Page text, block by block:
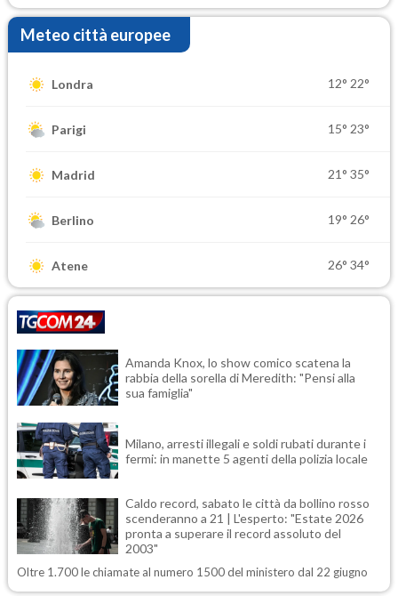
Meteo città europee
Londra 12° 22°
Parigi 15° 23°
Madrid 21° 35°
Berlino 19° 26°
Atene 26° 34°
Amanda Knox, lo show comico scatena la
rabbia della sorella di Meredith: "Pensi alla
sua famiglia"
Milano, arresti illegali e soldi rubati durante i
fermi: in manette 5 agenti della polizia locale
Caldo record, sabato le città da bollino rosso
scenderanno a 21 | L'esperto: "Estate 2026
pronta a superare il record assoluto del
2003"
Oltre 1.700 le chiamate al numero 1500 del ministero dal 22 giugno